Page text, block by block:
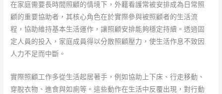
在家庭需要長時間照顧的情境下，外籍看護常被安排成為日常照
顧的重要協助者，其核心角色在於實際參與被照顧者的生活流
程，協助維持基本生活運作，讓照顧安排能夠穩定持續。透過固
定人員的投入，家庭成員得以分散照顧壓力，使生活作息不致因
人力不足而中斷。
實際照顧工作多從生活起居著手，例如協助上下床、行走移動、
穿脫衣物、進食與如廁等。這些動作在生活中反覆出現，對行動